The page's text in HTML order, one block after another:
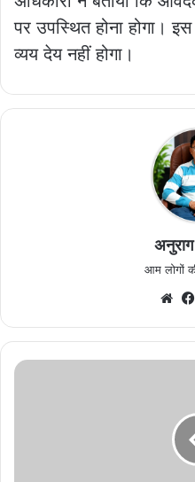
पर उपस्थित होना होगा।
व्यय देय नहीं होगा।
अनुराग
आम लोगों
प्रस्तावित